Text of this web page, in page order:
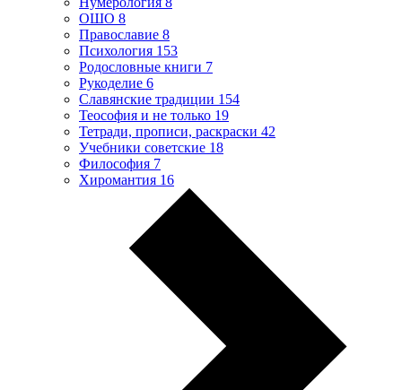
ОШО 8
Православие 8
Психология 153
Родословные книги 7
Рукоделие 6
Славянские традиции 154
Теософия и не только 19
Тетради, прописи, раскраски 42
Учебники советские 18
Философия 7
Хиромантия 16